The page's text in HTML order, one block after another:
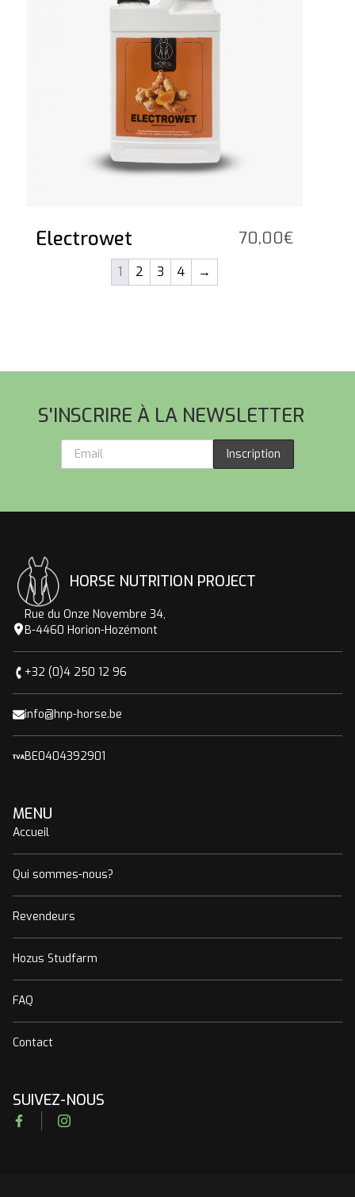
Electrowet 70,00€
1 2 3 4 →
S'INSCRIRE À LA NEWSLETTER
Inscription
HORSE NUTRITION PROJECT
Rue du Onze Novembre 34,
B-4460 Horion-Hozémont
+32 (0)4 250 12 96
info@hnp-horse.be
BE0404392901
MENU
Accueil
Qui sommes-nous?
Revendeurs
Hozus Studfarm
FAQ
Contact
SUIVEZ-NOUS
FacebookInstagram